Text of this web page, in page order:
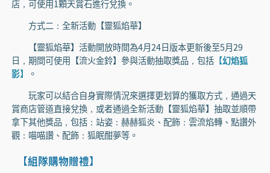
店，可使用1顆天賞石進行兌換。
方式二：全新活動【靈狐焰華】
【靈狐焰華】活動開放時間為4月24日版本更新後至5月29
日，期間可使用【流火金鈴】參與活動抽取獎品，包括【幻焰狐
影】
。
玩家可以結合自身實際情況來選擇更划算的獲取方式，通過天
賞商店管道直接兌換，或者通過全新活動【靈狐焰華】抽取並順帶
拿下其他獎品，包括：站姿：赫赫狐炎、配飾：雲流焰轉、點讚外
觀：喵喵讚、配飾：狐眠酣夢等。
【組隊購物贈禮】